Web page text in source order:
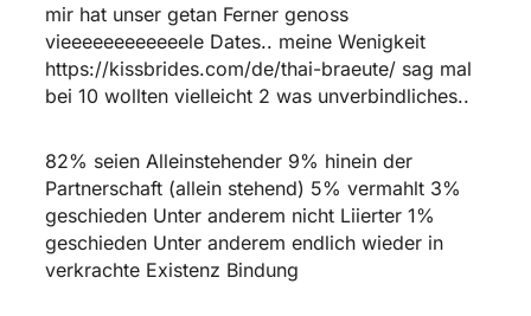
mir hat unser getan Ferner genoss
vieeeeeeeeeeeele Dates.. meine Wenigkeit
https://kissbrides.com/de/thai-braeute/sag mal
bei 10 wollten vielleicht 2 was unverbindliches..
82% seien Alleinstehender 9% hinein der
Partnerschaft (allein stehend) 5% vermahlt 3%
geschieden Unter anderem nicht Liierter 1%
geschieden Unter anderem endlich wieder in
verkrachte Existenz Bindung